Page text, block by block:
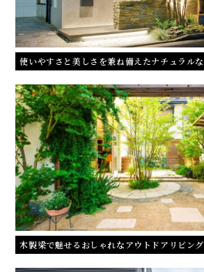
使いやすさと美しさを兼ね備えたナチュラル
木製梁で魅せるおしゃれなアウトドアリビング